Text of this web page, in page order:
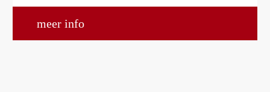
meer info